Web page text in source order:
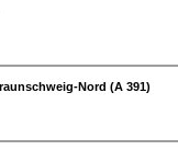
Nord (A 391)